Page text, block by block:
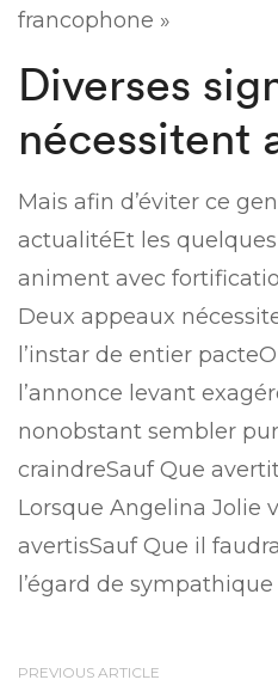
francophone »
Diverses
nécessitent
Mais afin d’éviter ce
actualitéEt les
animent avec
Deux appeaux
l’instar de entier
l’annonce levant
nonobstant sembler
craindreSauf Que
Lorsque Angelina Jolie​
avertisSauf Que il
l’égard de
PREVIOUS ARTICLE